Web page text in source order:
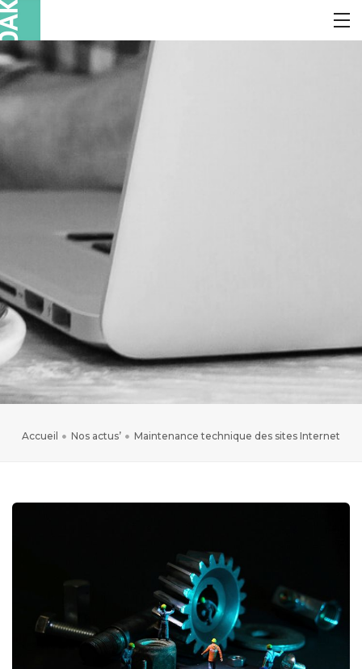
Accueil Nos actus’ Maintenance technique des sites Internet